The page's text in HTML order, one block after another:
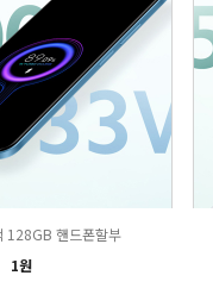
128GB 핸드폰할부
1원